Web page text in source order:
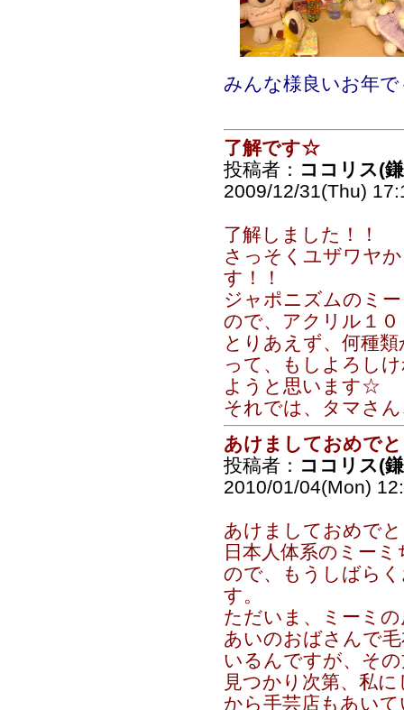
みんな様良いお年で
了解です☆
投稿者： ココリス(
2009/12/31(Thu)
了解しました！！
さっそくユザワヤ
す！！
ジャポニズムのミ
ので、アクリル１
とりあえず、何種
って、もしよろし
ようと思います☆
それでは、タマさ
あけましておめで
投稿者： ココリス(
2010/01/04(Mon)
あけましておめで
日本人体系のミー
ので、もうしばら
す。
ただいま、ミーミ
あいのおばさんで
いるんですが、そ
見つかり次第、私
から手芸店もあい